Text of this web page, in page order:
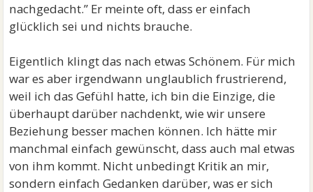
nachgedacht.” Er meinte oft, dass er einfach
glücklich sei und nichts brauche.
Eigentlich klingt das nach etwas Schönem. Für mich
war es aber irgendwann unglaublich frustrierend,
weil ich das Gefühl hatte, ich bin die Einzige, die
überhaupt darüber nachdenkt, wie wir unsere
Beziehung besser machen können. Ich hätte mir
manchmal einfach gewünscht, dass auch mal etwas
von ihm kommt. Nicht unbedingt Kritik an mir,
sondern einfach Gedanken darüber, was er sich